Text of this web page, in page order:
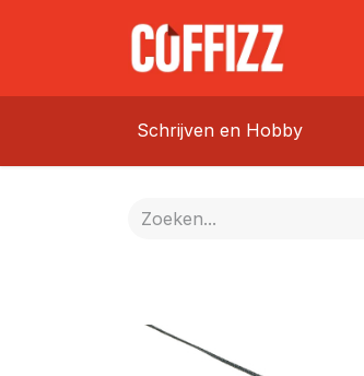
Schrijven en Hobby